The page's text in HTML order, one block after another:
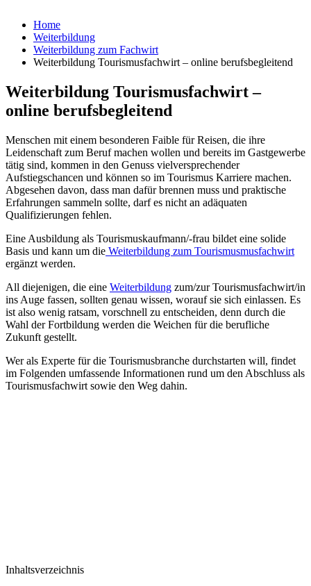
Home
Weiterbildung
Weiterbildung zum Fachwirt
Weiterbildung Tourismusfachwirt – online berufsbegleitend
Weiterbildung Tourismusfachwirt –
online berufsbegleitend
Menschen mit einem besonderen Faible für Reisen, die ihre
Leidenschaft zum Beruf machen wollen und bereits im Gastgewerbe
tätig sind, kommen in den Genuss vielversprechender
Aufstiegschancen und können so im Tourismus Karriere machen.
Abgesehen davon, dass man dafür brennen muss und praktische
Erfahrungen sammeln sollte, darf es nicht an adäquaten
Qualifizierungen fehlen.
Eine Ausbildung als Tourismuskaufmann/-frau bildet eine solide
Basis und kann um die Weiterbildung zum Tourismusmusfachwirt
ergänzt werden.
All diejenigen, die eine Weiterbildung zum/zur Tourismusfachwirt/in
ins Auge fassen, sollten genau wissen, worauf sie sich einlassen. Es
ist also wenig ratsam, vorschnell zu entscheiden, denn durch die
Wahl der Fortbildung werden die Weichen für die berufliche
Zukunft gestellt.
Wer als Experte für die Tourismusbranche durchstarten will, findet
im Folgenden umfassende Informationen rund um den Abschluss als
Tourismusfachwirt sowie den Weg dahin.
Inhaltsverzeichnis